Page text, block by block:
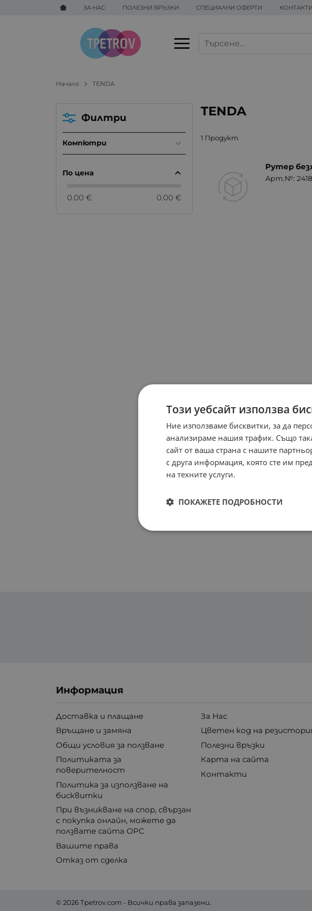
ЗА НАС ПОЛЕЗНИ ВРЪЗКИ СПЕЦИАЛНИ ОФЕРТИ КОНТАКТИ
Начало TENDA
TENDA
1 Продукт
Рутер
Арт.№:
Филтри
Компютри
По цена
0.00 € 0.00 €
Информация
Доставка и плащане
Връщане и замяна
Общи условия за ползване
Политиката за
поверителност
Политика за използване на
бисквитки
При възникване на спор, свързан
с покупка онлайн, можете да
ползвате сайта ОРС
Вашите права
Отказ от сделка
За Нас
Цветен код на
Полезни връзки
Карта на сайта
Контакти
© 2026Tpetrov.com - Всички права запазени.
Този уебсайт използва
Ние използваме бисквитки, за да
анализираме нашия трафик. Също
сайт от ваша страна с нашите
с друга информация, която сте им
на техните услуги.
ПОКАЖЕТЕ ПОДРОБНОСТИ